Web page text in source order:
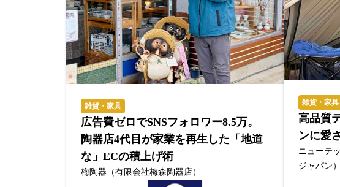
雑貨・家具
広告費ゼロでSNSフォロワー8.5万。
陶器店4代目が家業を再生した「地道
な」ECの積上げ術
梅陶器（有限会社梅森陶器店）
雑貨・家具
高品質
ンに愛
ニューテ
ジャパン）